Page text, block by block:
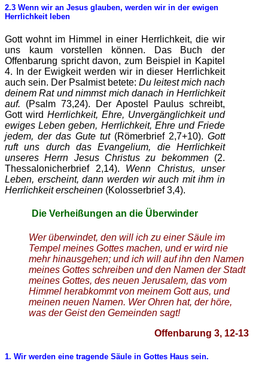
2.3 Wenn wir an Jesus glauben, werden wir in der ewigen
Herrlichkeit leben
Gott wohnt im Himmel in einer Herrlichkeit, die wir
uns kaum vorstellen können. Das Buch der
Offenbarung spricht davon, zum Beispiel in Kapitel
4. In der Ewigkeit werden wir in dieser Herrlichkeit
auch sein. Der Psalmist betete: Du leitest mich nach
deinem Rat und nimmst mich danach in Herrlichkeit
auf. (Psalm 73,24). Der Apostel Paulus schreibt,
Gott wird Herrlichkeit, Ehre, Unvergänglichkeit und
ewiges Leben geben, Herrlichkeit, Ehre und Friede
jedem, der das Gute tut(Römerbrief 2,7+10). Gott
ruft uns durch das Evangelium, die Herrlichkeit
unseres Herrn Jesus Christus zu bekommen(2.
Thessalonicherbrief 2,14). Wenn Christus, unser
Leben, erscheint, dann werden wir auch mit ihm in
Herrlichkeit erscheinen (Kolosserbrief 3,4).
Die Verheißungen an die Überwinder
Wer überwindet, den will ich zu einer Säule im
Tempel meines Gottes machen, und er wird nie
mehr hinausgehen; und ich will auf ihn den Namen
meines Gottes schreiben und den Namen der Stadt
meines Gottes, des neuen Jerusalem, das vom
Himmel herabkommt von meinem Gott aus, und
meinen neuen Namen. Wer Ohren hat, der höre,
was der Geist den Gemeinden sagt!
Offenbarung 3, 12-13
1. Wir werden eine tragende Säule in Gottes Haus sein.